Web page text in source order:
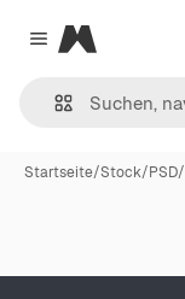
Close menu
Magnific
Startseite/Stock/PSD/